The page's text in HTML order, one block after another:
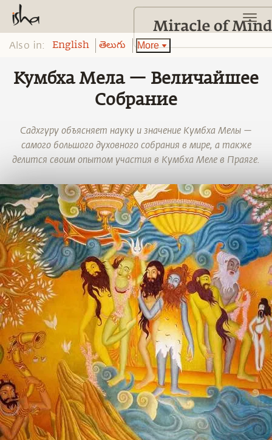
Also in: English తెలుగు More
Кумбха Мела — Величайшее
Собрание
Садхгуру объясняет науку и значение Кумбха Мелы —
самого большого духовного собрания в мире, а также
делится своим опытом участия в Кумбха Меле в Праяге.